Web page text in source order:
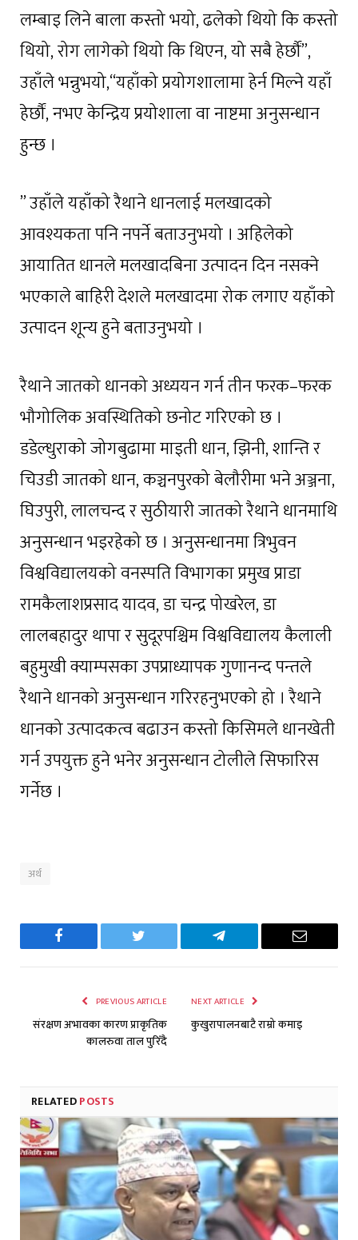
लम्बाइ लिने बाला कस्तो भयो, ढलेको थियो कि कस्तो
थियो, रोग लागेको थियो कि थिएन, यो सबै हेर्छौं”,
उहाँले भन्नुभयो,“यहाँको प्रयोगशालामा हेर्न मिल्ने यहाँ
हेर्छौं, नभए केन्द्रिय प्रयोशाला वा नाष्टमा अनुसन्धान
हुन्छ ।
” उहाँले यहाँको रैथाने धानलाई मलखादको
आवश्यकता पनि नपर्ने बताउनुभयो । अहिलेको
आयातित धानले मलखादबिना उत्पादन दिन नसक्ने
भएकाले बाहिरी देशले मलखादमा रोक लगाए यहाँको
उत्पादन शून्य हुने बताउनुभयो ।
रैथाने जातको धानको अध्ययन गर्न तीन फरक–फरक
भौगोलिक अवस्थितिको छनोट गरिएको छ ।
डडेल्धुराको जोगबुढामा माइती धान, झिनी, शान्ति र
चिउडी जातको धान, कञ्चनपुरको बेलौरीमा भने अञ्जना,
घिउपुरी, लालचन्द र सुठीयारी जातको रैथाने धानमाथि
अनुसन्धान भइरहेको छ । अनुसन्धानमा त्रिभुवन
विश्वविद्यालयको वनस्पति विभागका प्रमुख प्राडा
रामकैलाशप्रसाद यादव, डा चन्द्र पोखरेल, डा
लालबहादुर थापा र सुदूरपश्चिम विश्वविद्यालय कैलाली
बहुमुखी क्याम्पसका उपप्राध्यापक गुणानन्द पन्तले
रैथाने धानको अनुसन्धान गरिरहनुभएको हो । रैथाने
धानको उत्पादकत्व बढाउन कस्तो किसिमले धानखेती
गर्न उपयुक्त हुने भनेर अनुसन्धान टोलीले सिफारिस
गर्नेछ ।
अर्थ
Facebook Twitter Telegram Email
PREVIOUS ARTICLE
संरक्षण अभावका कारण प्राकृतिक
कालरुवा ताल पुरिँदै
NEXT ARTICLE
कुखुरापालनबाटै राम्रो कमाइ
RELATEDPOSTS